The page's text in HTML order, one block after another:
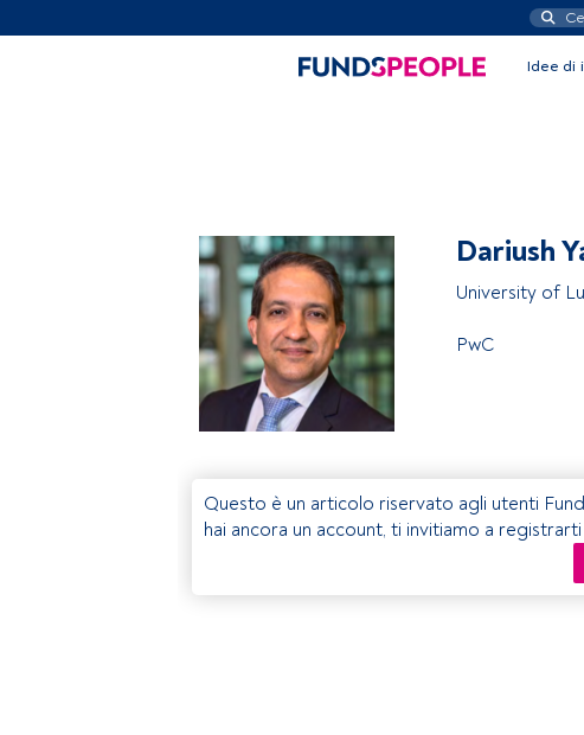
Idee di
Dariush
University of
PwC
Questo è un articolo riservato agli utenti
hai ancora un account, ti invitiamo a